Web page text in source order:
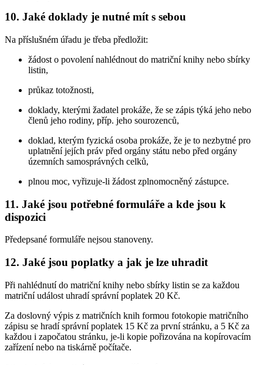
10. Jaké doklady je nutné mít s sebou
Na příslušném úřadu je třeba předložit:
žádost o povolení nahlédnout do matriční knihy nebo sbírky
listin,
průkaz totožnosti,
doklady, kterými žadatel prokáže, že se zápis týká jeho nebo
členů jeho rodiny, příp. jeho sourozenců,
doklad, kterým fyzická osoba prokáže, že je to nezbytné pro
uplatnění jejích práv před orgány státu nebo před orgány
územních samosprávných celků,
plnou moc, vyřizuje-li žádost zplnomocněný zástupce.
11. Jaké jsou potřebné formuláře a kde jsou k
dispozici
Předepsané formuláře nejsou stanoveny.
12. Jaké jsou poplatky a jak je lze uhradit
Při nahlédnutí do matriční knihy nebo sbírky listin se za každou
matriční událost uhradí správní poplatek 20 Kč.
Za doslovný výpis z matričních knih formou fotokopie matričního
zápisu se hradí správní poplatek 15 Kč za první stránku, a 5 Kč za
každou i započatou stránku, je-li kopie pořizována na kopírovacím
zařízení nebo na tiskárně počítače.